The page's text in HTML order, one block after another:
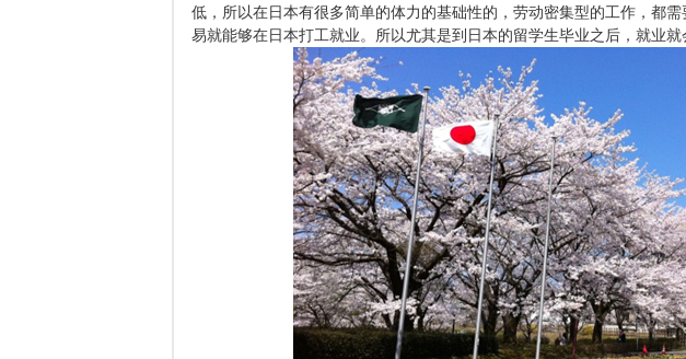
低，所以在日本有很多简单的体力的基础性的，劳动密集型的工作，都
易就能够在日本打工就业。所以尤其是到日本的留学生毕业之后，就业就